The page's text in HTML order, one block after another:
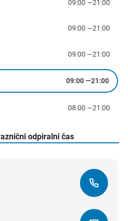
09:00 —21:00
09:00 —21:00
09:00 —21:00
09:00—21:00
08:00 —21:00
odpiralni čas